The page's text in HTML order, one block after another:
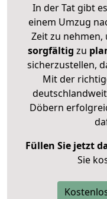
In der Tat gibt
einem Umzug
Zeit zu nehmen,
sorgfältig zu
sicherzustellen,
Mit der
Döbern
Füllen Sie jetzt
Sie